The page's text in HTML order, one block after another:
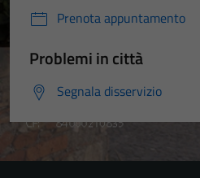
Prenota appuntamento
Problemi in città
Segnala disservizio